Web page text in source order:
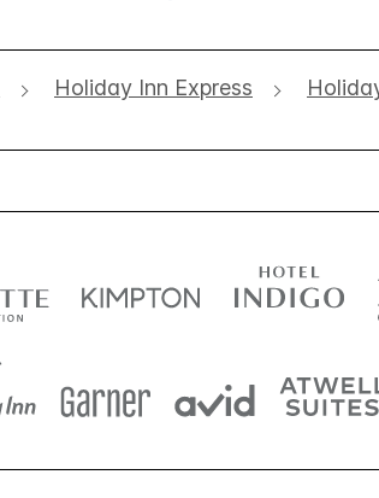
Holiday Inn Express